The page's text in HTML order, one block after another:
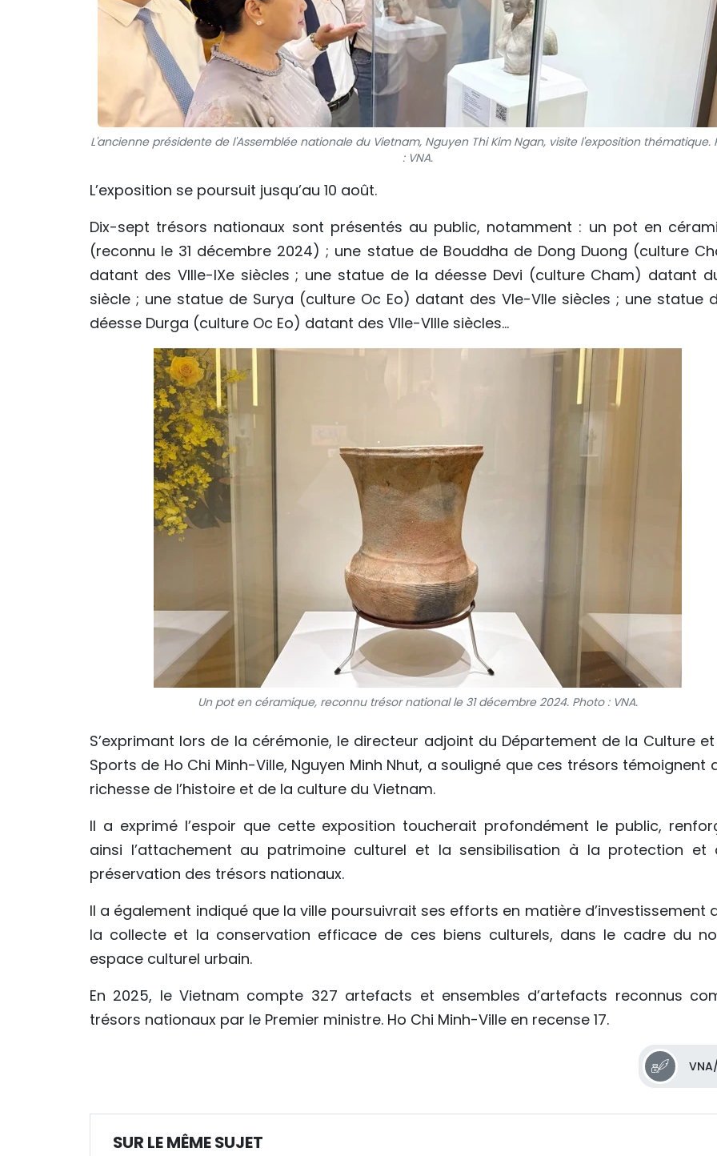
L'ancienne présidente de l'Assemblée nationale du Vietnam, Nguyen Thi Kim Ngan, visite l'exposition thématique.
: VNA.
L’exposition se poursuit jusqu’au 10 août.
Dix-sept trésors nationaux sont présentés au public, notamment : un pot en
(reconnu le 31 décembre 2024) ; une statue de Bouddha de Dong Duong (culture
datant des VIIIe-IXe siècles ; une statue de la déesse Devi (culture Cham) datant
siècle ; une statue de Surya (culture Oc Eo) datant des VIe-VIIe siècles ; une statue
déesse Durga (culture Oc Eo) datant des VIIe-VIIIe siècles...
Un pot en céramique, reconnu trésor national le 31 décembre 2024. Photo : VNA.
S’exprimant lors de la cérémonie, le directeur adjoint du Département de la Culture
Sports de Ho Chi Minh-Ville, Nguyen Minh Nhut, a souligné que ces trésors témoignent
richesse de l’histoire et de la culture du Vietnam.
Il a exprimé l’espoir que cette exposition toucherait profondément le public,
ainsi l’attachement au patrimoine culturel et la sensibilisation à la protection et
préservation des trésors nationaux.
Il a également indiqué que la ville poursuivrait ses efforts en matière d’investissement
la collecte et la conservation efficace de ces biens culturels, dans le cadre du
espace culturel urbain.
En 2025, le Vietnam compte 327 artefacts et ensembles d’artefacts reconnus
trésors nationaux par le Premier ministre. Ho Chi Minh-Ville en recense 17.
SUR LE MÊME SUJET